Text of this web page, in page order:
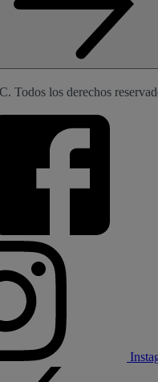
Todos los derechos